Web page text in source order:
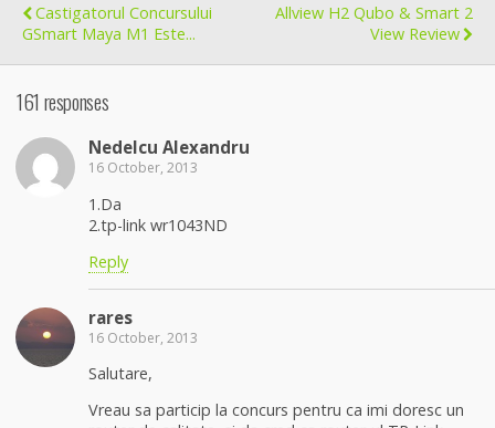
Castigatorul Concursului
GSmart Maya M1 Este...
Allview H2 Qubo & Smart 2
View Review
161 responses
Nedelcu Alexandru
16 October, 2013
1.Da
2.tp-link wr1043ND
Reply
rares
16 October, 2013
Salutare,
Vreau sa particip la concurs pentru ca imi doresc un